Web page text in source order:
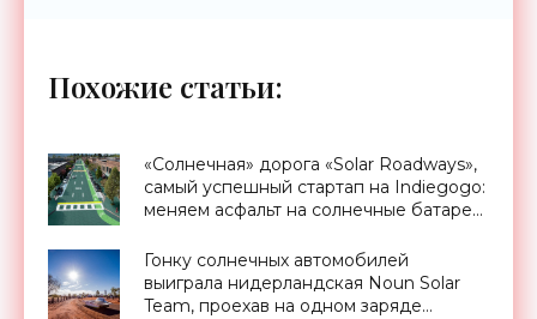
Похожие статьи:
«Солнечная» дорога «Solar Roadways»,
самый успешный стартап на Indiegogo:
меняем асфальт на солнечные батареи
Гонку солнечных автомобилей
выиграла нидерландская Noun Solar
Team, проехав на одном заряде